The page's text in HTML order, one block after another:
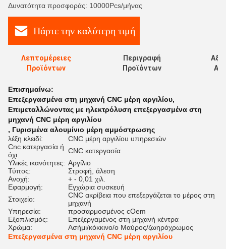
Δυνατότητα προσφοράς: 10000Pcs/μήνας
Πάρτε την καλύτερη τιμή
Λεπτομέρειες
Προϊόντων
Περιγραφή
Προϊόντων
Επισημαίνω:
Επεξεργασμένα στη μηχανή CNC μέρη αργιλίου,
Επιμεταλλώνοντας με ηλεκτρόλυση επεξεργασμένα στη
μηχανή CNC μέρη αργιλίου
, Γυρισμένα αλουμίνιο μέρη αμμόστρωσης
λέξη κλειδί:
CNC μέρη αργιλίου υπηρεσιών
Cnc κατεργασία ή
όχι:
CNC κατεργασία
Υλικές ικανότητες: Αργίλιο
Τύπος:
Στροφή, άλεση
Ανοχή:
+ - 0,01 χιλ.
Εφαρμογή:
Εγχώρια συσκευή
Στοιχείο:
CNC ακρίβεια που επεξεργάζεται το μέρος στη
μηχανή
Υπηρεσία:
προσαρμοσμένος cOem
Εξοπλισμός:
Επεξεργαμένος στη μηχανή κέντρα
Χρώμα:
Ασήμι/κόκκινο/ο Μαύρος/ζωηρόχρωμος
Επεξεργασμένα στη μηχανή CNC μέρη αργιλίου